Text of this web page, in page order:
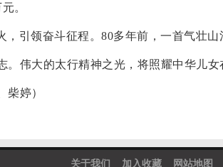
。
，引领奋斗征程。 80多年前，一首气壮
。伟大的太行精神之光，将照耀中华儿
柴婷）